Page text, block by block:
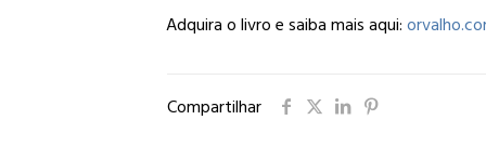
Adquira o livro e saiba mais aqui:
Compartilhar